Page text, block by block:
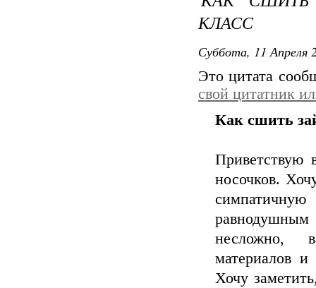
КЛАСС
Суббота, 11 Апреля
Это цитата
свой цитатник
Как сшить
Приветствую
носочков.
несложно,
материалов
Хочу